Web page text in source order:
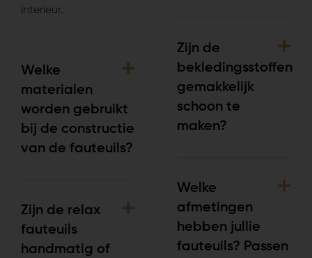
interieur.
Welke
materialen
worden gebruikt
bij de constructie
van de fauteuils?
Zijn de relax
fauteuils
handmatig of
Zijn de
bekledingsstoffen
gemakkelijk
schoon te
maken?
Welke
afmetingen
hebben jullie
fauteuils? Passen